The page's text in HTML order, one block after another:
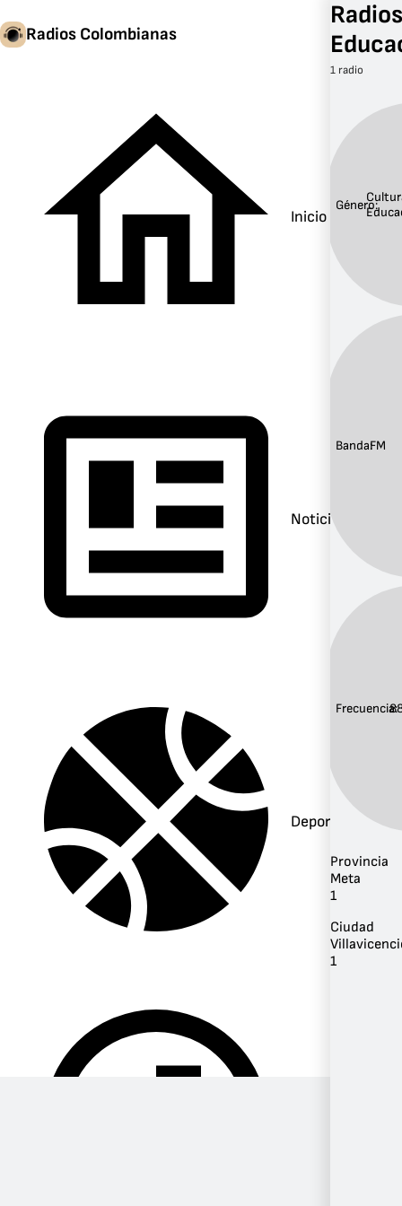
Radios Colombianas
Inicio
Noticias
Deportes
1 radio
Género:
Banda:FM
Frecuencia:
Provincia
Meta
1
Ciudad
1